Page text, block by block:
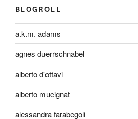
BLOGROLL
a.k.m. adams
agnes duerrschnabel
alberto d'ottavi
alberto mucignat
alessandra farabegoli